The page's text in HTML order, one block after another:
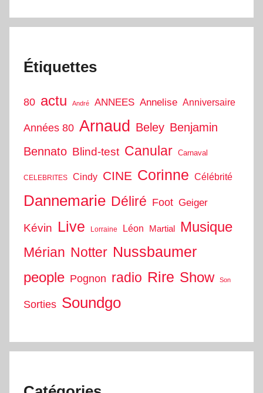
Étiquettes
80 actu André ANNEES Annelise Anniversaire
Années 80 Arnaud Beley Benjamin
Bennato Blind-test Canular Carnaval
CELEBRITES Cindy CINE Corinne Célébrité
Dannemarie Déliré Foot Geiger
Kévin Live Lorraine Léon Martial
Musique
Mérian Notter Nussbaumer
people Pognon radio Rire Show Son
Sorties Soundgo